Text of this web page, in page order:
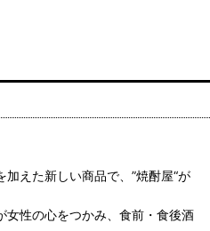
えた新しい商品で、”焼酎屋“が
女性の心をつかみ、食前・食後酒